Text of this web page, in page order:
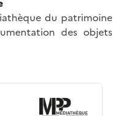
du patrimoine
des objets